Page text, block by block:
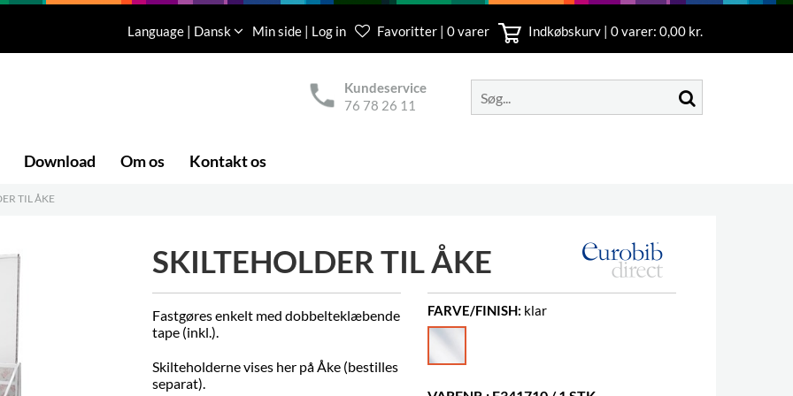
Language | Dansk Min side | Log in Favoritter | 0 varer Indkøbskurv | 0varer: 0,00 kr.
Kundeservice
76 78 26 11
Download Om os Kontakt os
TIL ÅKE
SKILTEHOLDER TIL ÅKE
Fastgøres enkelt med dobbelteklæbende
tape (inkl.).
Skilteholderne vises her på Åke (bestilles
separat).
FARVE/FINISH: klar